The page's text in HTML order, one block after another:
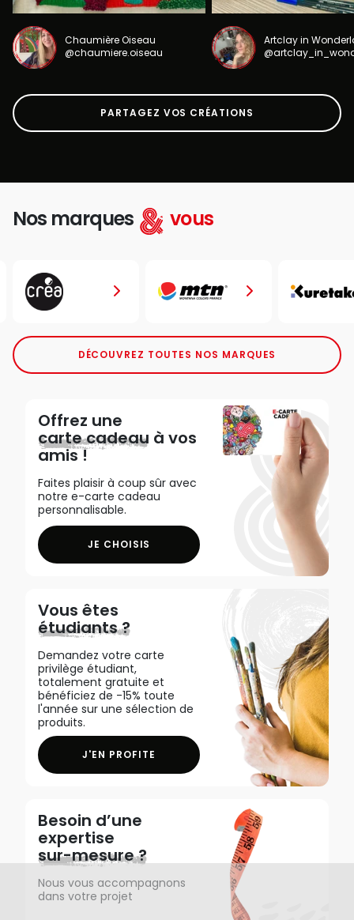
Chaumière Oiseau
@chaumiere.oiseau
Artclay in
PARTAGEZ VOS CRÉATIONS
Nos marques vous
DÉCOUVREZ TOUTES NOS MARQUES
Offrez une
carte cadeau à vos
amis !
Faites plaisir à coup sûr avec
notre e-carte cadeau
personnalisable.
JE CHOISIS
Vous êtes
étudiants ?
Demandez votre carte
privilège étudiant,
totalement gratuite et
bénéficiez de -15% toute
l'année sur une sélection de
produits.
J'EN PROFITE
Besoin d’une
expertise
sur-mesure ?
Nous vous accompagnons
dans votre projet